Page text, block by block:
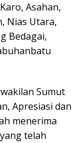
Asahan,
Nias Utara,
Bedagai,
Sumut
Apresiasi dan
menerima
telah